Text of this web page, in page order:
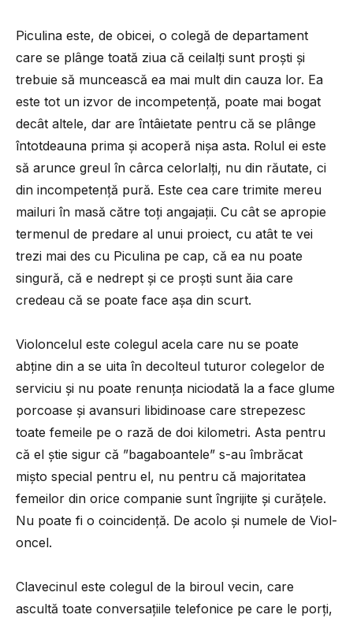
Piculina este, de obicei, o colegă de departament
care se plânge toată ziua că ceilalți sunt proști și
trebuie să muncească ea mai mult din cauza lor. Ea
este tot un izvor de incompetență, poate mai bogat
decât altele, dar are întâietate pentru că se plânge
întotdeauna prima și acoperă nișa asta. Rolul ei este
să arunce greul în cârca celorlalți, nu din răutate, ci
din incompetență pură. Este cea care trimite mereu
mailuri în masă către toți angajații. Cu cât se apropie
termenul de predare al unui proiect, cu atât te vei
trezi mai des cu Piculina pe cap, că ea nu poate
singură, că e nedrept și ce proști sunt ăia care
credeau că se poate face așa din scurt.
Violoncelul este colegul acela care nu se poate
abține din a se uita în decolteul tuturor colegelor de
serviciu și nu poate renunța niciodată la a face glume
porcoase și avansuri libidinoase care strepezesc
toate femeile pe o rază de doi kilometri. Asta pentru
că el știe sigur că ”bagaboantele” s-au îmbrăcat
mișto special pentru el, nu pentru că majoritatea
femeilor din orice companie sunt îngrijite și curățele.
Nu poate fi o coincidență. De acolo și numele de Viol-
oncel.
Clavecinul este colegul de la biroul vecin, care
ascultă toate conversațiile telefonice pe care le porți,